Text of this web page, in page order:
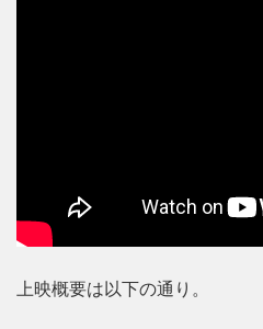
上映概要は以下の通り。